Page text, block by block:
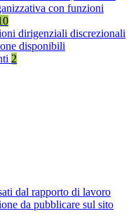
con funzioni
dirigenziali discrezionali
disponibili
2
dal rapporto di lavoro
da pubblicare sul sito